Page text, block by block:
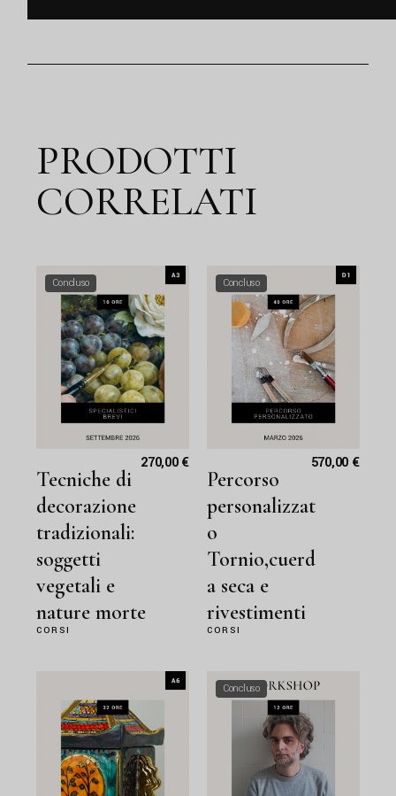
PRODOTTI
CORRELATI
Concluso
Tecniche di
decorazione
tradizionali:
soggetti
vegetali e
nature morte
CORSI
270,00€
Concluso
Percorso
personalizzat
o
Tornio,cuerd
a seca e
rivestimenti
CORSI
570,00 €
Concluso